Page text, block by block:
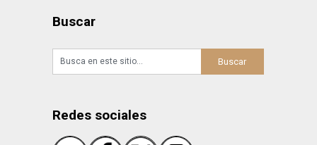
Buscar
Redes sociales